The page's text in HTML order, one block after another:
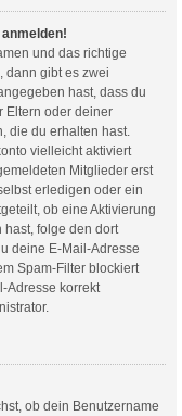
und das richtige
dann gibt es zwei
hast, dass du
Eltern oder deiner
die du erhalten hast.
vielleicht aktiviert
Mitglieder erst
erledigen oder ein
ob eine Aktivierung
hast, folge den dort
deine E-Mail-Adresse
Spam-Filter blockiert
Adresse korrekt
ob dein Benutzername